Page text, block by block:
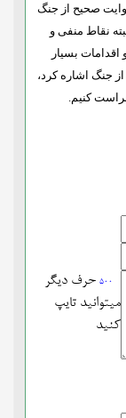
صحیح از جنگ
نقاط منفی و
اقدامات بسیار
جنگ اشاره کرد،
کنیم.
500 حرف دیگر
میتوانید تایپ
کنید